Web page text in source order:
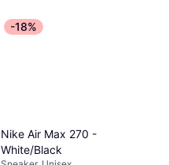
-18%
Nike Air Max 270 -
White/Black